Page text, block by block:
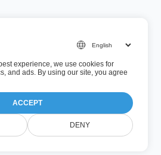
έκδοσης: 26.7.5
Τετάρτη, 5 Αυγούστου 2026
experience, we use cookies for
and ads. By using our site, you agree
ACCEPT
DENY